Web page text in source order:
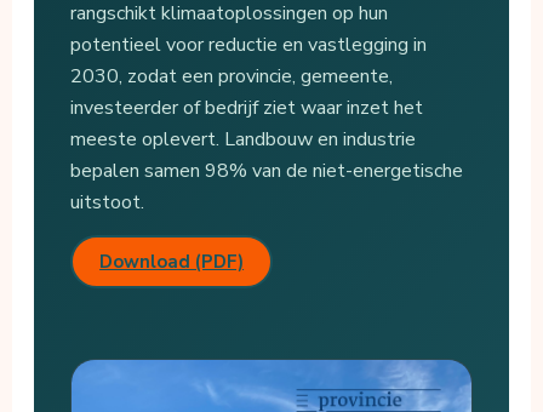
rangschikt klimaatoplossingen op hun
potentieel voor reductie en vastlegging in
2030, zodat een provincie, gemeente,
investeerder of bedrijf ziet waar inzet het
meeste oplevert. Landbouw en industrie
bepalen samen 98% van de niet-energetische
uitstoot.
Download (PDF)